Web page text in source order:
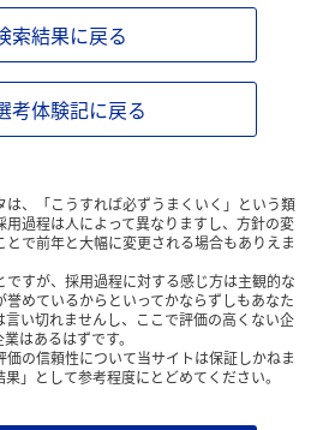
索結果に戻る
考体験記に戻る
は、「こうすれば必ずうまくいく」という類
用過程は人によって異なりますし、方針の変
で前年と大幅に変更される場合もありえま
ですが、採用過程に対する感じ方は主観的な
めているからといってかならずしもあなた
言い切れませんし、ここで評価の高くない企
はあるはずです。
の信頼性について当サイトは保証しかねま
」として参考程度にとどめてください。